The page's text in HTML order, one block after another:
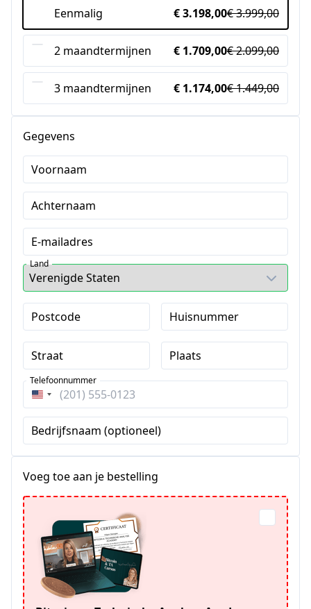
Eenmalig € 3.198,00€ 3.999,00
2 maandtermijnen € 1.709,00€ 2.099,00
3 maandtermijnen € 1.174,00€ 1.449,00
Gegevens
Voornaam
Achternaam
E-mailadres
Land
Postcode Huisnummer
Straat Plaats
Verenigde
Staten
+1
Telefoonnummer
Bedrijfsnaam (optioneel)
Voeg toe aan je bestelling